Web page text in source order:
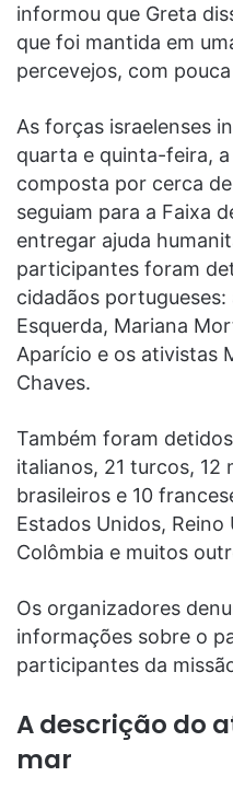
informou que Greta
que foi mantida em
percevejos, com
As forças israelenses
quarta e quinta-feira,
composta por cerca
seguiam para a Faixa
entregar ajuda
participantes foram
cidadãos
Esquerda, Mariana
Aparício e os ativistas
Chaves.
Também foram
italianos, 21 turcos, 12
brasileiros e 10
Estados Unidos,
Colômbia e muitos
Os organizadores
informações sobre o
participantes da
A descrição do
mar